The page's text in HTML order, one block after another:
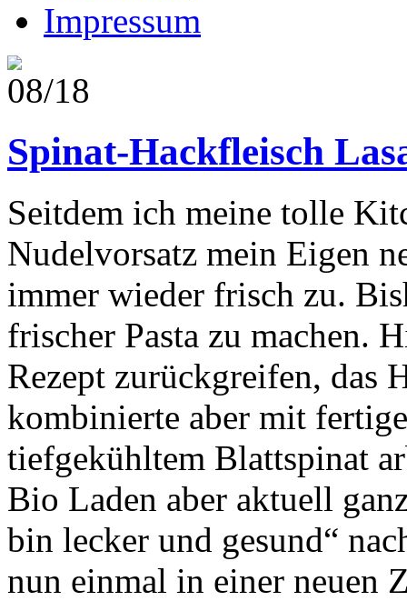
Impressum
08/18
Spinat-Hackfleisch
Seitdem ich meine tolle
Nudelvorsatz mein Eigen
immer wieder frisch zu.
frischer Pasta zu machen.
Rezept zurückgreifen, das
kombinierte aber mit
tiefgekühltem Blattspinat
Bio Laden aber aktuell
bin lecker und gesund“
nun einmal in einer neuen